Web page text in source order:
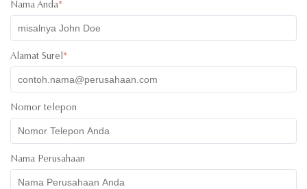
Nama Anda*
Alamat Surel *
Nomor telepon
Nama Perusahaan